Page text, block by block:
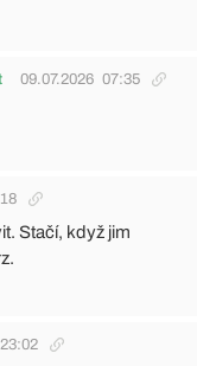
09.07.2026 07:35
Stačí, když jim
23:02